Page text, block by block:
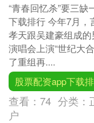
“青春回忆杀”要三
下载排行 今年7月，
孝天跟吴建豪组成
演唱会上演“世纪大
了重组再....
股票配资app下载
查看：74 分类：
户